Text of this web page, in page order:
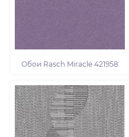
Обои Rasch Miracle 421958